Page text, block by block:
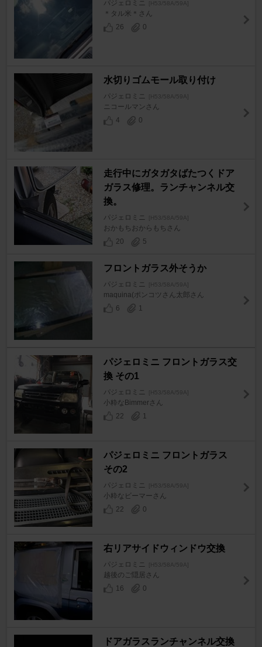
パジェロミニ [H53/58A/59A]
＊タル米＊さん
26
0
水切りゴムモール取り付け
パジェロミニ [H53/58A/59A]
ニコールマンさん
4
0
走行中にガタガタばたつくドア
ガラス修理。ランチャンネル交
換。
パジェロミニ [H53/58A/59A]
おかもちおからもちさん
20
5
フロントガラス外そうか
パジェロミニ [H53/58A/59A]
maquina(ポンコツさん太郎さん
6
1
パジェロミニ フロントガラス交
換 その1
パジェロミニ [H53/58A/59A]
小粋なBimmerさん
22
1
パジェロミニ フロントガラス
その2
パジェロミニ [H53/58A/59A]
小粋なビーマーさん
22
0
右リアサイドウィンドウ交換
パジェロミニ [H53/58A/59A]
越後のご隠居さん
16
0
ドアガラスランチャンネル交換